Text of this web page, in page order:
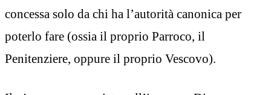
concessa solo da chi ha l’autorità canonica per
poterlo fare (ossia il proprio Parroco, il
Penitenziere, oppure il proprio Vescovo).